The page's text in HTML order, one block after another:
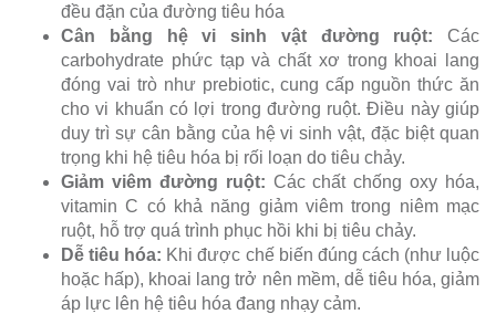
đều đặn của đường tiêu hóa
Cân bằng hệ vi sinh vật đường ruột: Các
carbohydrate phức tạp và chất xơ trong khoai lang
đóng vai trò như prebiotic, cung cấp nguồn thức ăn
cho vi khuẩn có lợi trong đường ruột. Điều này giúp
duy trì sự cân bằng của hệ vi sinh vật, đặc biệt quan
trọng khi hệ tiêu hóa bị rối loạn do tiêu chảy.
Giảm viêm đường ruột: Các chất chống oxy hóa,
vitamin C có khả năng giảm viêm trong niêm mạc
ruột, hỗ trợ quá trình phục hồi khi bị tiêu chảy.
Dễ tiêu hóa: Khi được chế biến đúng cách (như luộc
hoặc hấp), khoai lang trở nên mềm, dễ tiêu hóa, giảm
áp lực lên hệ tiêu hóa đang nhạy cảm.